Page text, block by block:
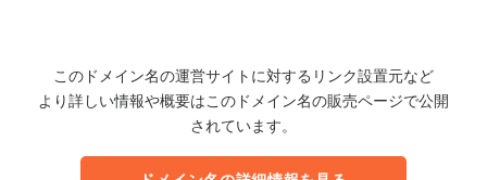
このドメイン名の運営サイトに対するリンク設置元など
より詳しい情報や概要はこのドメイン名の販売ページで公開
されています。